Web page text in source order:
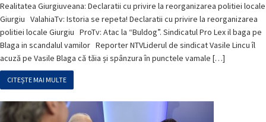
Realitatea Giurgiuveana: Declaratii cu privire la reorganizarea politiei locale
Giurgiu ValahiaTv: Istoria se repeta! Declaratii cu privire la reorganizarea
politiei locale Giurgiu ProTv: Atac la “Buldog”. Sindicatul Pro Lex il baga pe
Blaga in scandalul vamilor Reporter NTVLiderul de sindicat Vasile Lincu îl
acuză pe Vasile Blaga că tăia și spânzura în punctele vamale […]
CITEȘTE MAI MULTE